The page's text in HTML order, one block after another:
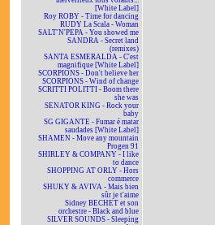
[White Label]
Roy ROBY - Time for dancing
RUDY La Scala - Woman
SALT'N'PEPA - You showed me
SANDRA - Secret land
(remixes)
SANTA ESMERALDA - C'est
magnifique [White Label]
SCORPIONS - Don't believe her
SCORPIONS - Wind of change
SCRITTI POLITTI - Boom there
she was
SENATOR KING - Rock your
baby
SG GIGANTE - Fumar é matar
saudades [White Label]
SHAMEN - Move any mountain
Progen 91
SHIRLEY & COMPANY - I like
to dance
SHOPPING AT ORLY - Hors
commerce
SHUKY & AVIVA - Mais bien
sûr je t'aime
Sidney BECHET et son
orchestre - Black and blue
SILVER SOUNDS - Sleeping